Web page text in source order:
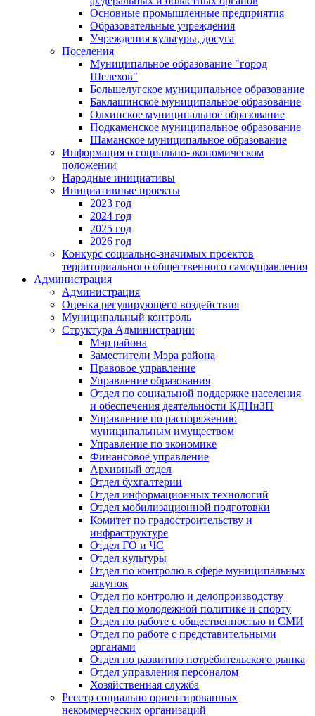
Основные промышленные предприятия
Образовательные учреждения
Учреждения культуры, досуга
Поселения
Муниципальное образование "город
Шелехов"
Большелугское муниципальное образование
Баклашинское муниципальное образование
Олхинское муниципальное образование
Подкаменское муниципальное образование
Шаманское муниципальное образование
Информация о социально-экономическом
положении
Народные инициативы
Инициативные проекты
2023 год
2024 год
2025 год
2026 год
Конкурс социально-значимых проектов
территориального общественного самоуправления
Администрация
Администрация
Оценка регулирующего воздействия
Муниципальный контроль
Структура Администрации
Мэр района
Заместители Мэра района
Правовое управление
Управление образования
Отдел по социальной поддержке населения
и обеспечения деятельности КДНиЗП
Управление по распоряжению
муниципальным имуществом
Управление по экономике
Финансовое управление
Архивный отдел
Отдел бухгалтерии
Отдел информационных технологий
Отдел мобилизационной подготовки
Комитет по градостроительству и
инфраструктуре
Отдел ГО и ЧС
Отдел культуры
Отдел по контролю в сфере муниципальных
закупок
Отдел по контролю и делопроизводству
Отдел по молодежной политике и спорту
Отдел по работе с общественностью и СМИ
Отдел по работе с представительными
органами
Отдел по развитию потребительского рынка
Отдел управления персоналом
Хозяйственная служба
Реестр социально ориентированных
некоммерческих организаций